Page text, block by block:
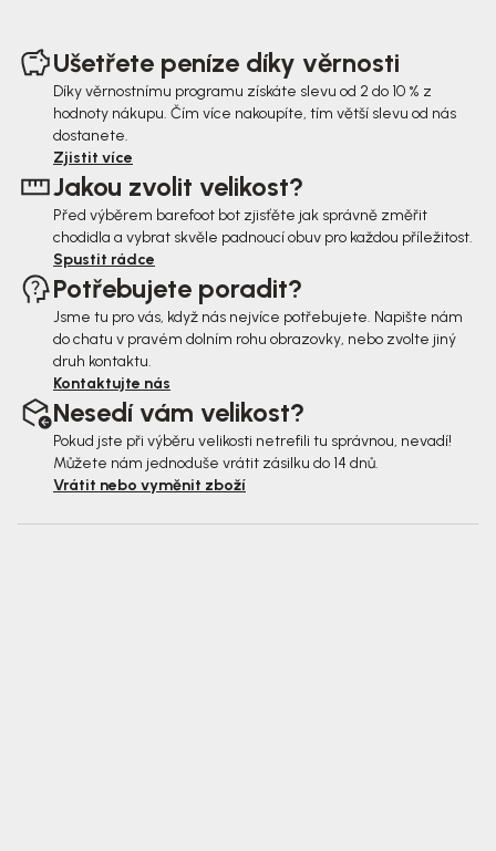
Ušetřete peníze díky věrnosti
Díky věrnostnímu programu získáte slevu od 2 do 10 % z
hodnoty nákupu. Čím více nakoupíte, tím větší slevu od nás
dostanete.
Zjistit více
Jakou zvolit velikost?
Před výběrem barefoot bot zjisťěte jak správně změřit
chodidla a vybrat skvěle padnoucí obuv pro každou příležitost.
Spustit rádce
Potřebujete poradit?
Jsme tu pro vás, když nás nejvíce potřebujete. Napište nám
do chatu v pravém dolním rohu obrazovky, nebo zvolte jiný
druh kontaktu.
Kontaktujte nás
Nesedí vám velikost?
Pokud jste při výběru velikosti netrefili tu správnou, nevadí!
Můžete nám jednoduše vrátit zásilku do 14 dnů.
Vrátit nebo vyměnit zboží